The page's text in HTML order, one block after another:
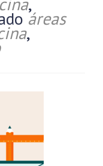
áreas
,